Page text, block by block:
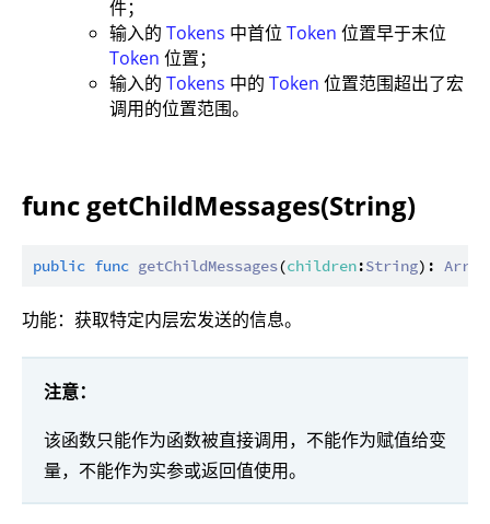
件；
输入的 Tokens 中首位 Token 位置早于末位
Token 位置；
输入的 Tokens 中的 Token 位置范围超出了宏
调用的位置范围。
func getChildMessages(String)
public func getChildMessages(children:String):
功能：获取特定内层宏发送的信息。
注意：
该函数只能作为函数被直接调用，不能作为赋值给变
量，不能作为实参或返回值使用。